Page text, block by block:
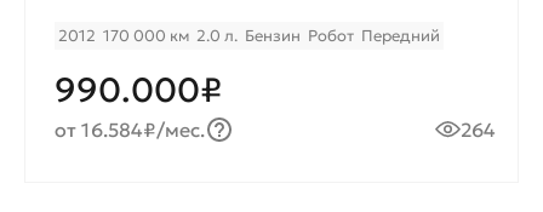
2012 170 000 км 2.0 л. Бензин Робот Передний
990.000₽
от 16.584₽/мес. 264